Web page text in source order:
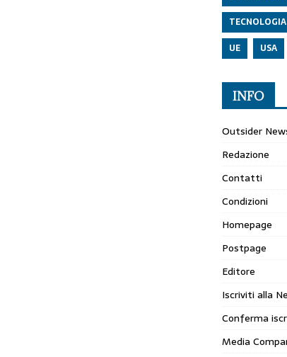
TECNOLOGIA
UE
USA
INFO
Outsider
Redazione
Contatti
Condizioni
Homepage
Postpage
Editore
Iscriviti alla
Conferma
Media